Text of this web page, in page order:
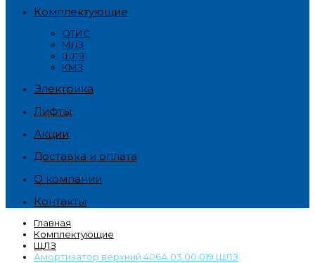
Комплектующие
ОТИС
МЛЗ
ЩЛЗ
КМЗ
Электрика
Лифты
Акции
Доставка и оплата
О компании
Контакты
Главная
Комплектующие
ЩЛЗ
Амортизатор верхний 406А.03.00.019 ЩЛЗ